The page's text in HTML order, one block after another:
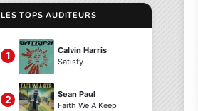
LES TOPS AUDITEURS
1
Calvin Harris
Satisfy
2
Sean Paul
Faith We A Keep